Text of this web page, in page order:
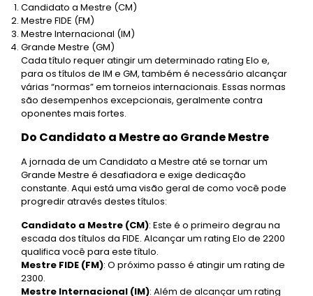
Candidato a Mestre (CM)
Mestre FIDE (FM)
Mestre Internacional (IM)
Grande Mestre (GM)
Cada título requer atingir um determinado rating Elo e,
para os títulos de IM e GM, também é necessário alcançar
várias “normas” em torneios internacionais. Essas normas
são desempenhos excepcionais, geralmente contra
oponentes mais fortes.
Do Candidato a Mestre ao Grande Mestre
A jornada de um Candidato a Mestre até se tornar um
Grande Mestre é desafiadora e exige dedicação
constante. Aqui está uma visão geral de como você pode
progredir através destes títulos:
Candidato a Mestre (CM): Este é o primeiro degrau na
escada dos títulos da FIDE. Alcançar um rating Elo de 2200
qualifica você para este título.
Mestre FIDE (FM): O próximo passo é atingir um rating de
2300.
Mestre Internacional (IM): Além de alcançar um rating